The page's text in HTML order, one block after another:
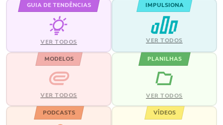
GUIA DE TENDÊNCIAS
VER TODOS
IMPULSIONA
VER TODOS
MODELOS
VER TODOS
PLANILHAS
VER TODOS
PODCASTS VÍDEOS